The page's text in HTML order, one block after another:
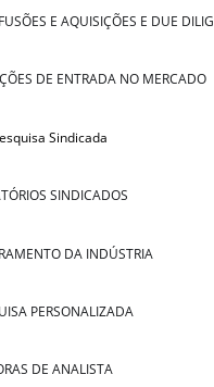
E AQUISIÇÕES E DUE
DE ENTRADA NO MERCADO
Sindicada
SINDICADOS
DA INDÚSTRIA
PERSONALIZADA
DE ANALISTA